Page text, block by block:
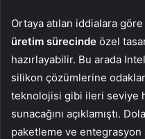
Ortaya atılan iddialara
üretim sürecinde özel
hazırlayabilir. Bu arada
silikon çözümlerine
teknolojisi gibi ileri seviye
sunacağını açıklamıştı.
paketleme ve